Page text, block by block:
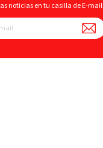
noticias en tu casilla de E-mail